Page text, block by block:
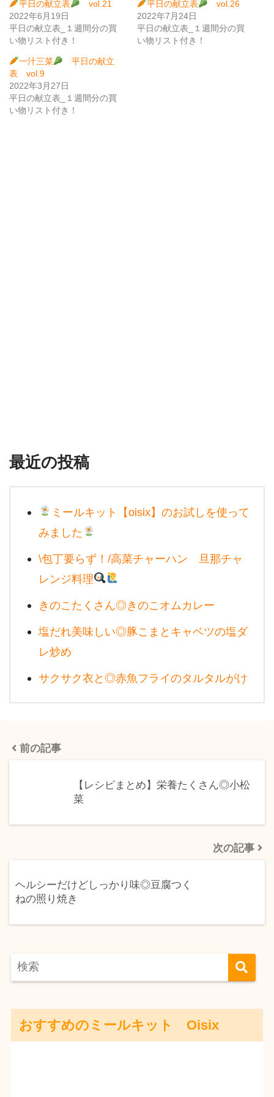
平日の献立表
vol.21
2022年6月19日
平日の献立表_１週間分の買
い物リスト付き！
平日の献立表
vol.26
2022年7月24日
平日の献立表_１週間分の買
い物リスト付き！
一汁三菜
平日の献立
表 vol.9
2022年3月27日
平日の献立表_１週間分の買
い物リスト付き！
最近の投稿
ミールキット【oisix】のお試しを使って
みました
\包丁要らず！/高菜チャーハン 旦那チャ
レンジ料理
きのこたくさん◎きのこオムカレー
塩だれ美味しい◎豚こまとキャベツの塩ダ
レ炒め
サクサク衣と◎赤魚フライのタルタルがけ
前の記事
【レシピまとめ】栄養たくさん◎小松
菜
次の記事
ヘルシーだけどしっかり味◎豆腐つく
ねの照り焼き
おすすめのミールキット Oisix